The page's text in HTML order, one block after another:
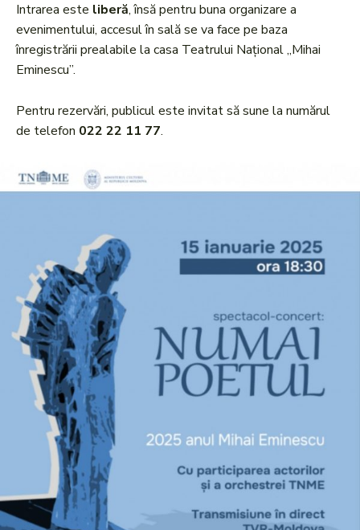
Intrarea este liberă, însă pentru buna organizare a
evenimentului, accesul în sală se va face pe baza
înregistrării prealabile la casa Teatrului Național „Mihai
Eminescu”.
Pentru rezervări, publicul este invitat să sune la numărul
de telefon 022 22 11 77.